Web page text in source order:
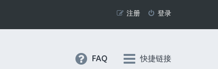
登录
注册
快捷链接
FAQ